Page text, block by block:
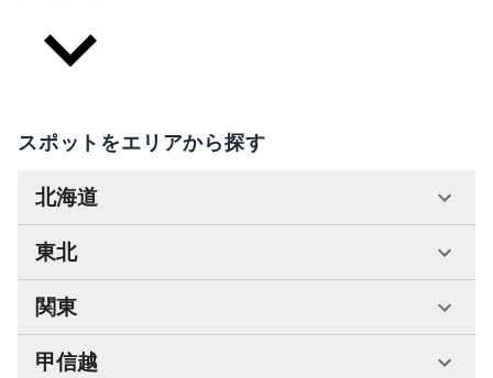
スポットをエリアから探す
北海道
東北
関東
甲信越